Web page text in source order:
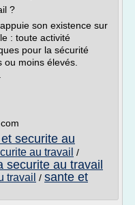
?
son existence sur
: toute activité
pour la sécurité
moins élevés.
securite au
au travail /
securite au travail
travail / sante et